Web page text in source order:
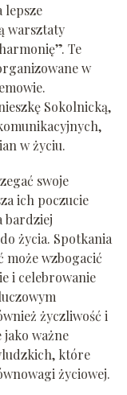
lepsze
warsztaty
Te
w
Sokolnicką,
w życiu.
swoje
ich poczucie
bardziej
życia. Spotkania
może wzbogacić
i celebrowanie
życzliwość i
ważne
które
życiowej.